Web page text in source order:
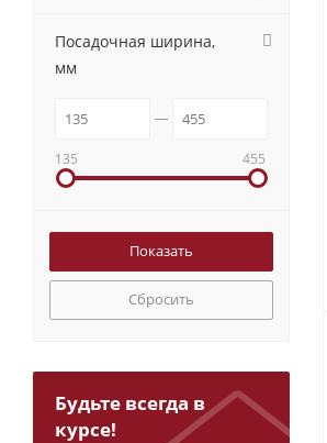
Посадочная ширина,
мм
135 455
Сбросить
Будьте всегда в
курсе!